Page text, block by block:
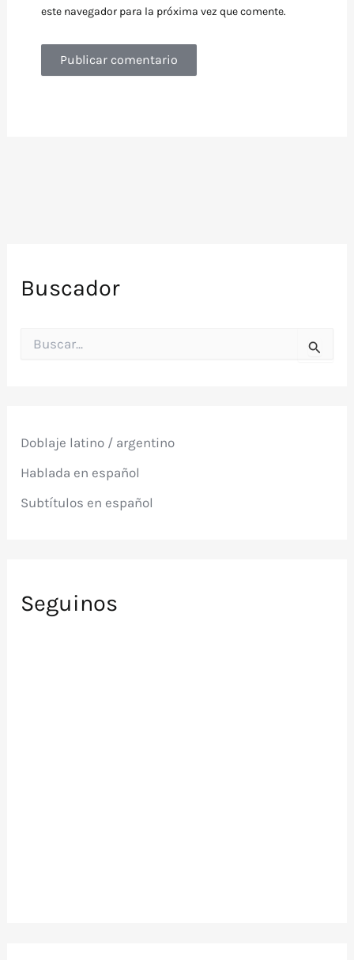
este navegador para la próxima vez que comente.
Buscador
o
:
Doblaje latino / argentino
Hablada en español
Subtítulos en español
Seguinos